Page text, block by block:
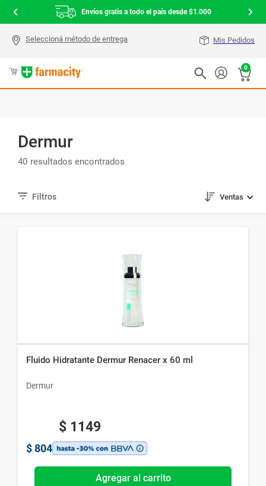
Envíos gratis a todo el país desde $1.000
Mis Pedidos
0
Dermur
40
Ventas
Fluido Hidratante Dermur Renacer x 60 ml
Dermur
$ 1149
$ 804
Agregar al carrito